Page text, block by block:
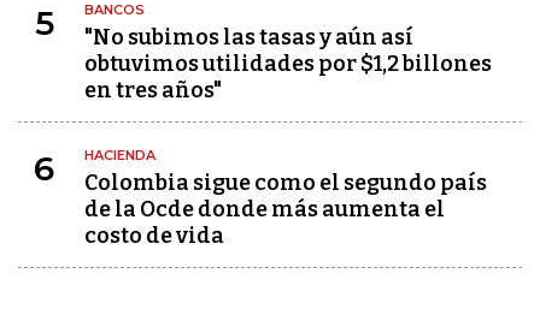
5 BANCOS
"No subimos las tasas y aún así
obtuvimos utilidades por $1,2 billones
en tres años"
6 HACIENDA
Colombia sigue como el segundo país
de la Ocde donde más aumenta el
costo de vida